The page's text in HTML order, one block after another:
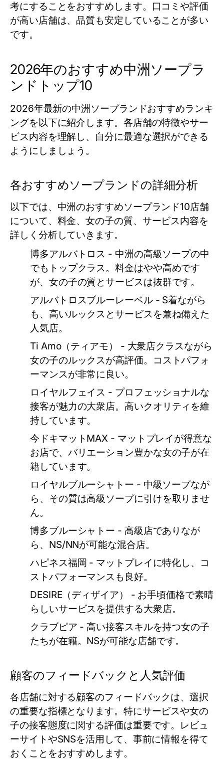
考にすることをおすすめします。口コミや評価
が高い店舗は、品質も安定していることが多い
です。
2026年のおすすめ中洲ソープラ
ンドトップ10
2026年最新の中洲ソープランドおすすめランキ
ングを以下に紹介します。各店舗の特徴やサー
ビス内容を理解し、自分に最適な選択ができる
ようにしましょう。
各おすすめソープランドの詳細分析
以下では、中洲のおすすめソープランド10店舗
について、料金、女の子の質、サービス内容を
詳しく分析していきます。
博多アルバトロス - 中洲の高級ソープの中
でもトップクラス。料金はやや高めです
が、女の子の質とサービスは抜群です。
アルバトロスブルーレーベル- S着ながら
も、高いルックスとサービスを兼ね備えた
人気店。
Ti Amo（ティアモ）
- 大衆店クラスながら
女の子のルックスが高評価。コストパフォ
ーマンスが非常に良い。
ロイヤルフェイス - プロフェッショナルな
接客が魅力の大衆店。高いクオリティを維
持しています。
今ドキマットMAX - マットプレイが得意な
お店で、バリエーション豊かな女の子が在
籍しています。
ロイヤルブルーシャトー - 中級ソープなが
ら、その質は高級ソープに引けを取りませ
ん。
博多ブルーシャトー - 高級店でありなが
ら、NS/NNが可能な混合店。
ハピネス福岡 - マットプレイに特化し、コ
ストパフォーマンスも良好。
DESIRE（ディザイア）
- お手頃価格で素晴
らしいサービスを提供する大衆店。
クラブピア - 高い接客スキルを持つ女の子
たちが在籍。NSが可能な店舗です。
顧客のフィードバックと人気評価
各店舗に対する顧客のフィードバックは、選択
の重要な指標となります。特にサービスや女の
子の接客態度に関する評価は重要です。レビュ
ーサイトやSNSを活用して、事前に情報を得て
おくことをおすすめします。